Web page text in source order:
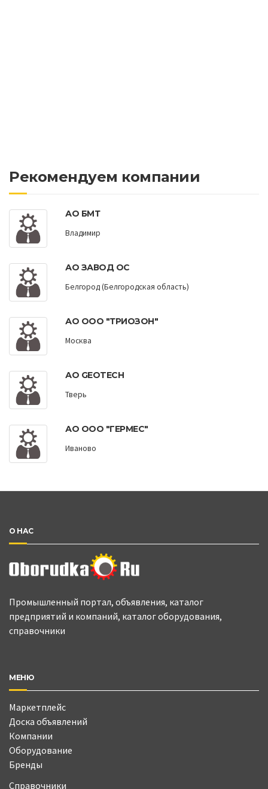
Рекомендуем компании
АО БМТ
Владимир
АО ЗАВОД ОС
Белгород (Белгородская область)
АО ООО "ТРИОЗОН"
Москва
АО GEOTECH
Тверь
АО ООО "ГЕРМЕС"
Иваново
О НАС
Промышленный портал, объявления, каталог
предприятий и компаний, каталог оборудования,
справочники
МЕНЮ
Маркетплейс
Доска объявлений
Компании
Оборудование
Бренды
Справочники